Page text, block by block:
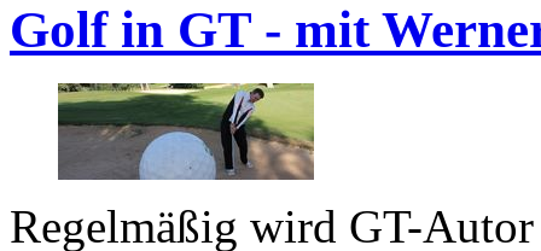
Golf in GT - mit
Regelmäßig wird GT-